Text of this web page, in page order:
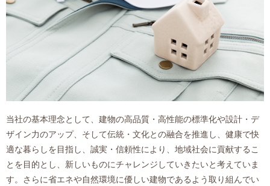
当社の基本理念として、建物の高品質・高性能の標準化や設計・デ
ザイン力のアップ、そして伝統・文化との融合を推進し、健康で快
適な暮らしを目指し、誠実・信頼性により、地域社会に貢献するこ
とを目的とし、新しいものにチャレンジしていきたいと考えていま
す。さらに省エネや自然環境に優しい建物であるよう取り組んでい